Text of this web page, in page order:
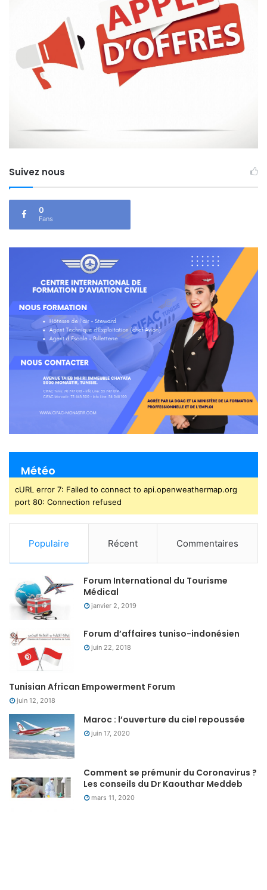
Suivez nous
0
Fans
Météo
cURL error 7: Failed to connect to api.openweathermap.org
port 80: Connection refused
Populaire Récent Commentaires
Forum International du Tourisme
Médical
janvier 2, 2019
Forum d’affaires tuniso-indonésien
juin 22, 2018
Tunisian African Empowerment Forum
juin 12, 2018
Maroc : l’ouverture du ciel repoussée
juin 17, 2020
Comment se prémunir du Coronavirus ?
Les conseils du Dr Kaouthar Meddeb
mars 11, 2020